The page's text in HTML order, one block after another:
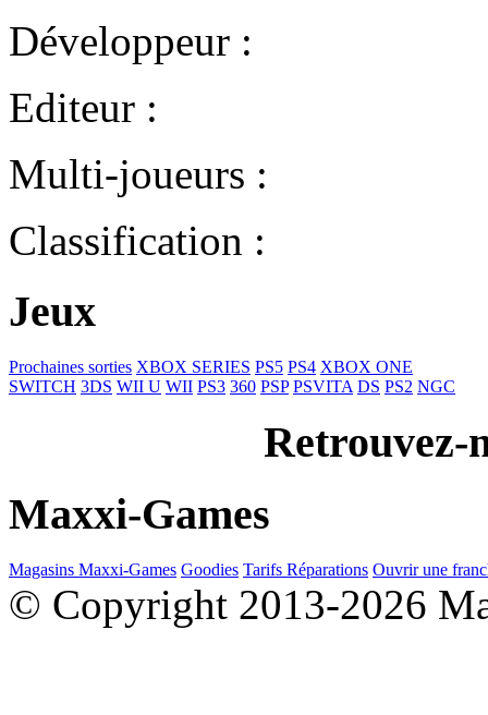
Développeur :
Editeur :
Multi-joueurs :
Classification :
Jeux
Prochaines sorties XBOX SERIES PS5 PS4 XBOX ONE
SWITCH 3DS WII U WII PS3 360 PSP PSVITA DS PS2 NGC
Retrouvez-
Maxxi-Games
Magasins Maxxi-Games Goodies Tarifs Réparations Ouvrir une
© Copyright 2013-2026